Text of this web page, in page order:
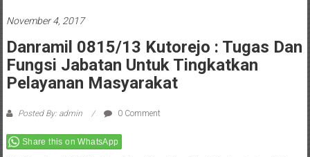
November 4, 2017
Danramil 0815/13 Kutorejo : Tugas Dan
Fungsi Jabatan Untuk Tingkatkan
Pelayanan Masyarakat
Posted By: admin 0 Comment
Share this on WhatsApp